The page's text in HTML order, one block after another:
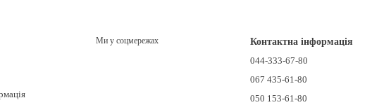
Ми у соцмережах
Контактна інформація
044-333-67-80
067 435-61-80
050 153-61-80